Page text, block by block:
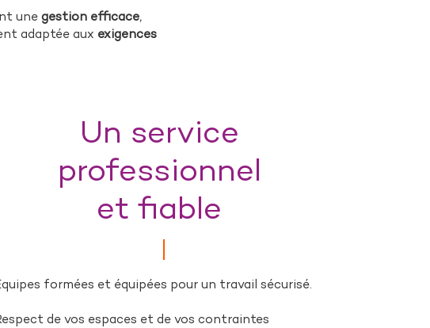
une gestion efficace,
adaptée aux exigences
Un service
professionnel
et fiable
formées et équipées pour un travail sécurisé.
de vos espaces et de vos contraintes